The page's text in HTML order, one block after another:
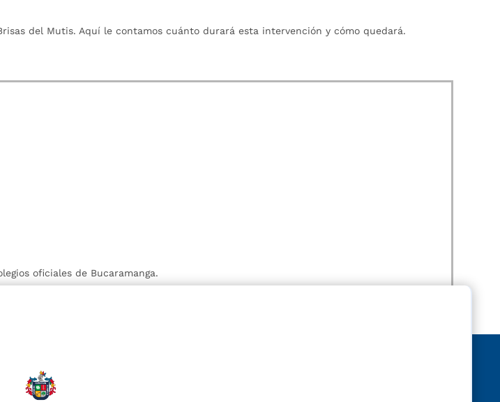
del Mutis. Aquí le contamos cuánto durará esta intervención y cómo quedará.
oficiales de Bucaramanga.